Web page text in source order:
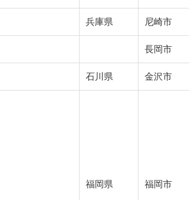
兵庫県 尼崎市
長岡市
石川県 金沢市
福岡県 福岡市